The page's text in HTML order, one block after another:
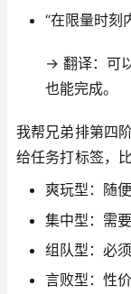
“在限量时刻
→ 翻译：可
也能完成。
我帮兄弟排第四
给任务打标签，比
爽玩型：随
集中型：需
组队型：必
言败型：性